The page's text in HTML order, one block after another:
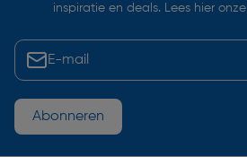
inspiratie en deals. Lees hier onze
Abonneren